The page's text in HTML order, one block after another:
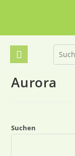
Aurora
Suchen